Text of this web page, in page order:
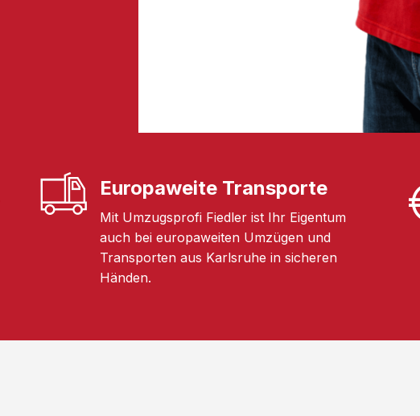
Europaweite Transporte
Mit Umzugsprofi Fiedler ist Ihr Eigentum
auch bei europaweiten Umzügen und
Transporten aus Karlsruhe in sicheren
Händen.